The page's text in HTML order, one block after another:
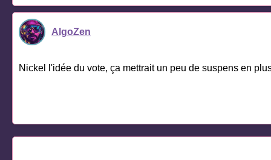
AlgoZen
Nickel l'idée du vote, ça mettrait un peu de suspens en